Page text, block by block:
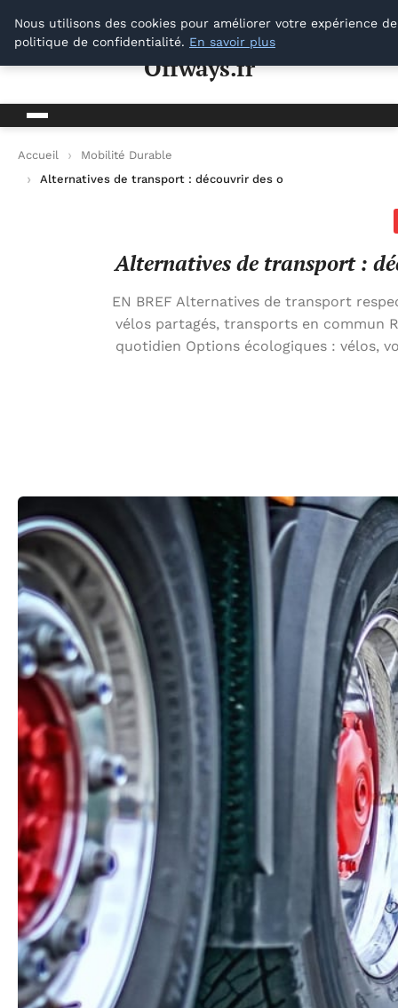
Offways.fr
Offways.fr
Accueil
Mobilité Durable
Alternatives de transport : découvrir des options écologiques
Alternatives de transport :
EN BREF Alternatives de transport
vélos partagés, transports en commun
quotidien Options écologiques : vélos,
Nous utilisons des cookies pour améliorer votre expérience
politique de confidentialité. En savoir plus